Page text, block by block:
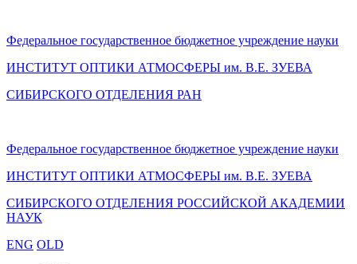
Федеральное государственное бюджетное учреждение науки
ИНСТИТУТ ОПТИКИ АТМОСФЕРЫ им. В.Е. ЗУЕВА
СИБИРСКОГО ОТДЕЛЕНИЯ РАН
Федеральное государственное бюджетное учреждение науки
ИНСТИТУТ ОПТИКИ АТМОСФЕРЫ им. В.Е. ЗУЕВА
СИБИРСКОГО ОТДЕЛЕНИЯ РОССИЙСКОЙ АКАДЕМИИ
НАУК
ENG OLD